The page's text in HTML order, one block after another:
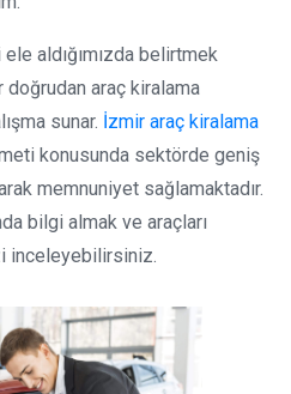
aldığımızda belirtmek
araç kiralama
sunar. İzmir araç kiralama
konusunda sektörde geniş
memnuniyet sağlamaktadır.
bilgi almak ve araçları
inceleyebilirsiniz.